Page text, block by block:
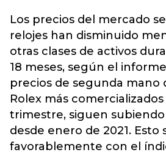
Los precios del mercado
relojes han disminuido
otras clases de activos
18 meses, según el
precios de segunda mano
Rolex más
trimestre, siguen subiendo
desde enero de 2021. Esto
favorablemente con el